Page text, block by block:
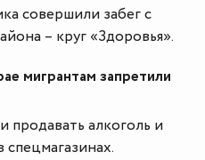
совершили забег с
– круг «Здоровья».
мигрантам запретили
продавать алкоголь и
спецмагазинах.